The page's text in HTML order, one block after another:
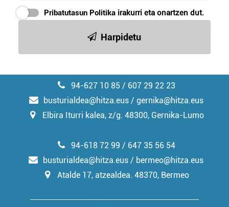
Pribatutasun Politika irakurri eta onartzen dut.
Harpidetu
94-627 10 85 / 607 29 22 23
busturialdea@hitza.eus / gernika@hitza.eus
Elbira Iturri kalea, z/g. 48300, Gernika-Lumo
94-618 72 99 / 647 35 56 54
busturialdea@hitza.eus / bermeo@hitza.eus
Atalde 17, atzealdea. 48370, Bermeo